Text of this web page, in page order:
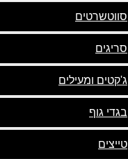
סווטשרטים
סריגים
ג'קטים ומעילים
בגדי גוף
טייצים